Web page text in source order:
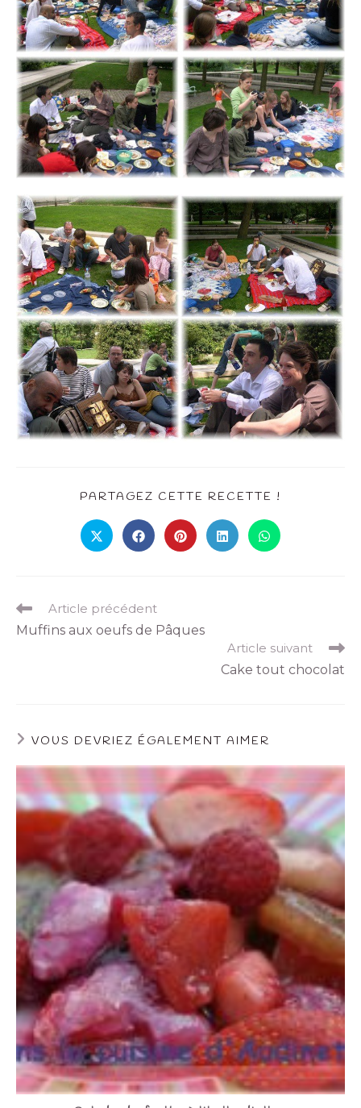
PARTAGEZ CETTE RECETTE !
Article précédent
Muffins aux oeufs de Pâques
Article suivant
Cake tout chocolat
VOUS DEVRIEZ ÉGALEMENT AIMER